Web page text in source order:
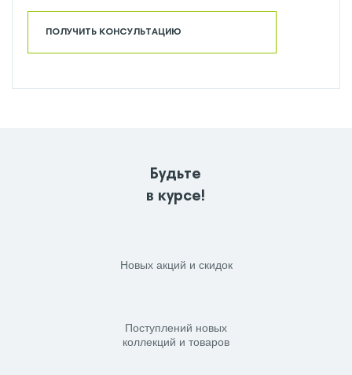
ПОЛУЧИТЬ КОНСУЛЬТАЦИЮ
Будьте
в курсе!
Новых акций и скидок
Поступлений новых
коллекций и товаров